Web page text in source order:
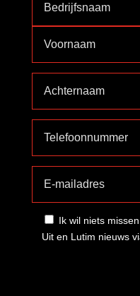
Ik wil niets
Uit en Lutim nieuws